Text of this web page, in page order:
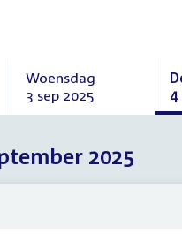
Woensdag
3 sep 2025
Woensdag
september
2025
4
2025